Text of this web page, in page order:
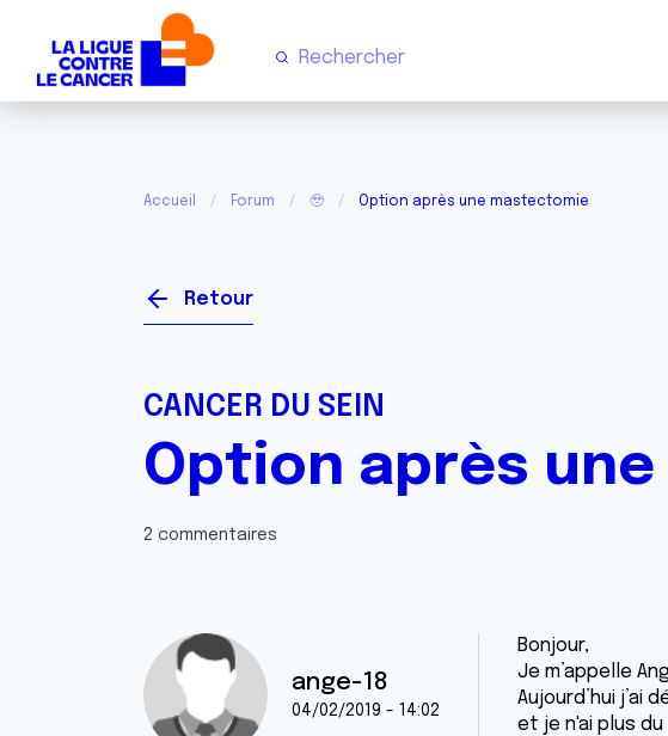
Accueil Forum 🥹 Option après une mastectomie
Retour
CANCER DU SEIN
Option après
2 commentaires
ange-18
04/02/2019 - 14:02
Bonjour,
Je m’appelle
Aujourd’hui
et je n'ai plus